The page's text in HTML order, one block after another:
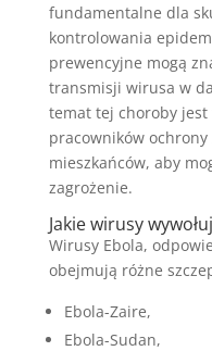
fundamentalne dla
kontrolowania
prewencyjne mogą
transmisji wirusa w
temat tej choroby
pracowników
mieszkańców, aby
zagrożenie.
Jakie wirusy
Wirusy Ebola,
obejmują różne
Ebola-Zaire,
Ebola-Sudan,